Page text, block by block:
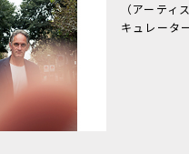
（アーティ
キュレーター